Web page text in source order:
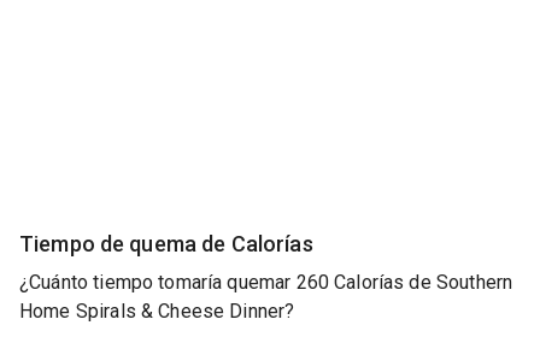
Tiempo de quema de Calorías
¿Cuánto tiempo tomaría quemar 260 Calorías de Southern
Home Spirals & Cheese Dinner?